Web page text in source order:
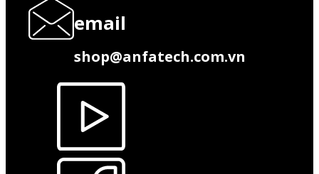
email
shop@anfatech.com.vn